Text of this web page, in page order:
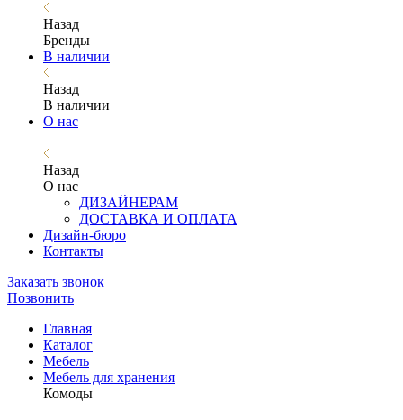
Назад
Бренды
В наличии
Назад
В наличии
О нас
Назад
О нас
ДИЗАЙНЕРАМ
ДОСТАВКА И ОПЛАТА
Дизайн-бюро
Контакты
Заказать звонок
Позвонить
Главная
Каталог
Мебель
Мебель для хранения
Комоды